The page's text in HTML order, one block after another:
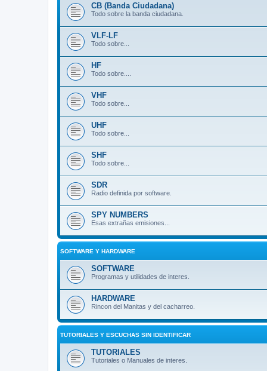
CB (Banda Ciudadana)
Todo sobre la banda ciudadana.
VLF-LF
Todo sobre...
HF
Todo sobre....
VHF
Todo sobre...
UHF
Todo sobre...
SHF
Todo sobre...
SDR
Radio definida por software.
SPY NUMBERS
Esas extrañas emisiones...
SOFTWARE Y HARDWARE
SOFTWARE
Programas y utilidades de interes.
HARDWARE
Rincon del Manitas y del cacharreo.
TUTORIALES Y ESCUCHAS SIN IDENTIFICAR
TUTORIALES
Tutoriales o Manuales de interes.